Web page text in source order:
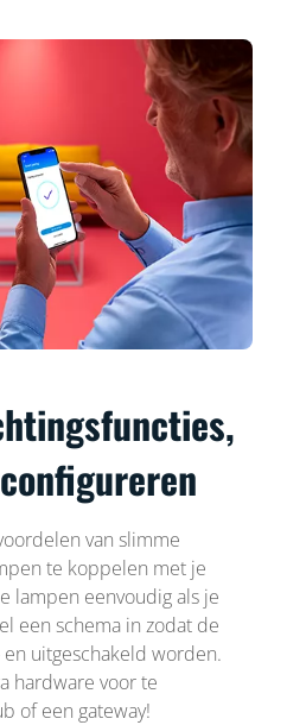
van slimme
te koppelen met je
lampen eenvoudig als je
een schema in zodat de
uitgeschakeld worden.
hardware voor te
of een gateway!